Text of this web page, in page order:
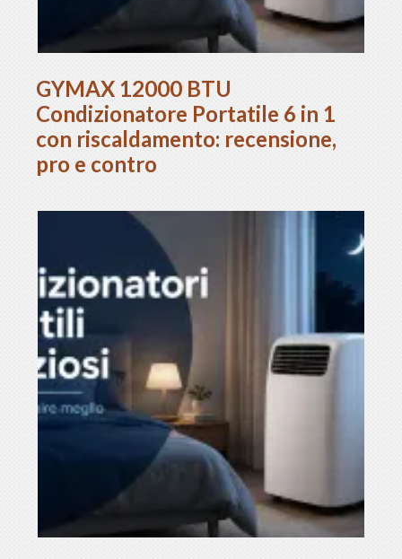
GYMAX 12000 BTU
Condizionatore Portatile 6 in 1
con riscaldamento: recensione,
pro e contro